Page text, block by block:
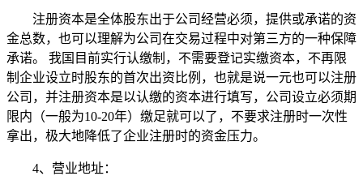
注册资本是全体股东出于公司经营必须，提供或承诺的资
金总数，也可以理解为公司在交易过程中对第三方的一种保障
承诺。 我国目前实行认缴制，不需要登记实缴资本，不再限
制企业设立时股东的首次出资比例，也就是说一元也可以注册
公司，并注册资本是以认缴的资本进行填写，公司设立必须期
限内（一般为10-20年）缴足就可以了，不要求注册时一次性
拿出，极大地降低了企业注册时的资金压力。
4、营业地址：